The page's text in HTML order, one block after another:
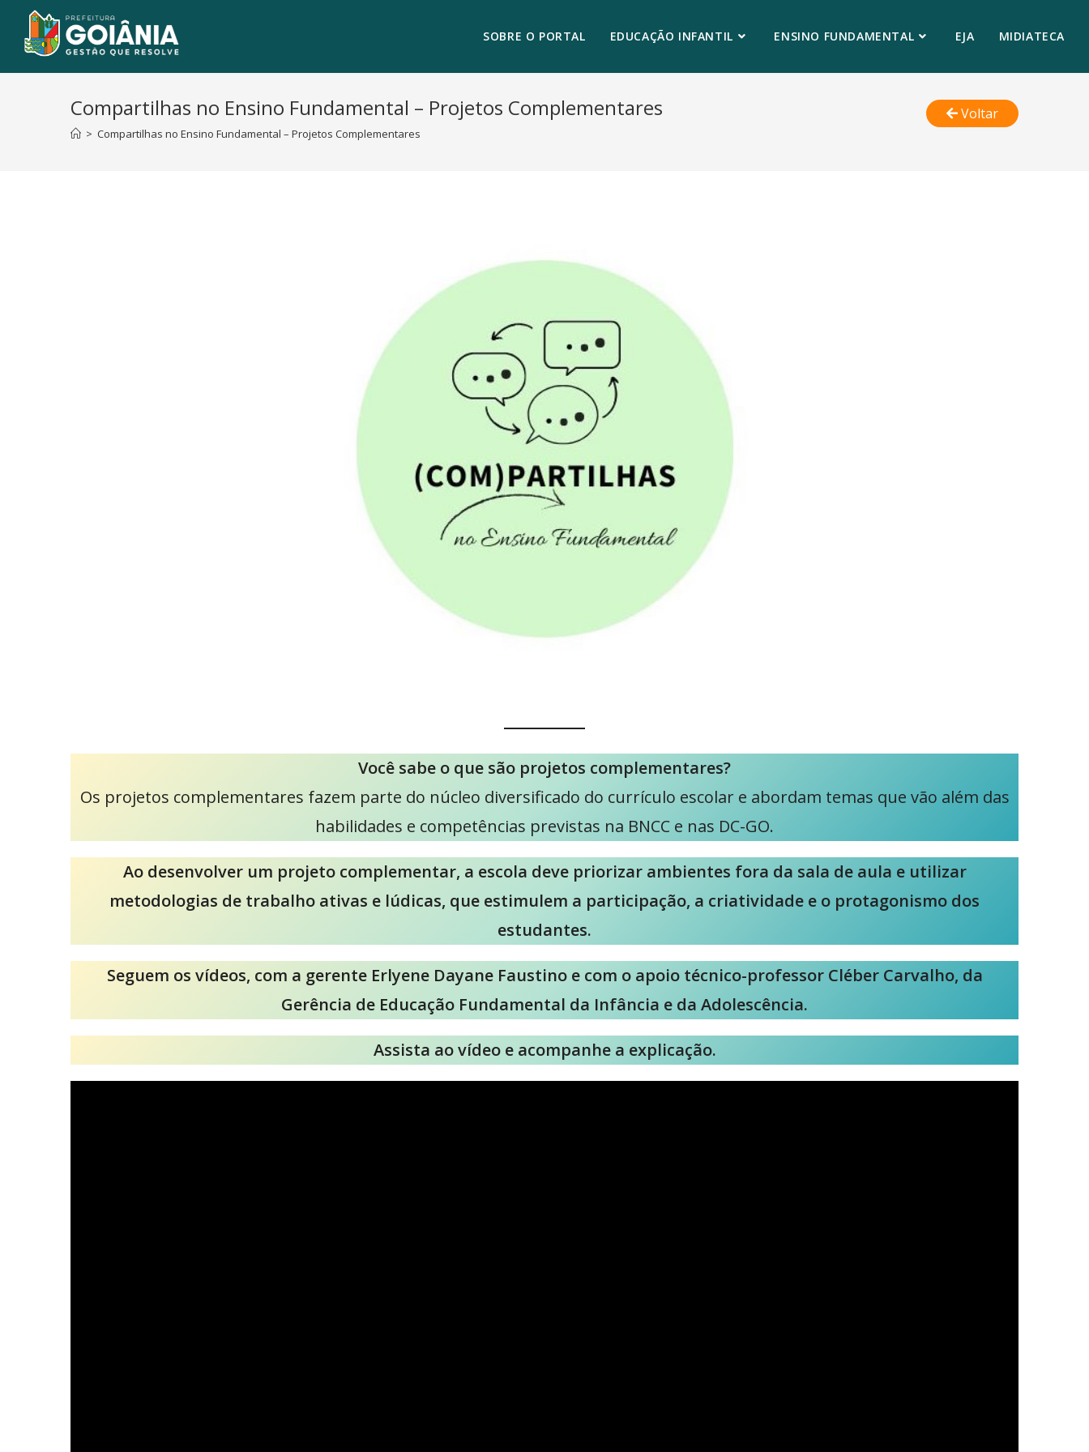
SOBRE O PORTAL EDUCAÇÃO INFANTIL ENSINO FUNDAMENTAL EJA MIDIATECA
Compartilhas no Ensino Fundamental – Projetos Complementares
> Compartilhas no Ensino Fundamental – Projetos Complementares
Voltar
Você sabe o que são projetos complementares?
Os projetos complementares fazem parte do núcleo diversificado do currículo escolar e abordam temas que vão além das
habilidades e competências previstas na BNCC e nas DC-GO.
Ao desenvolver um projeto complementar, a escola deve priorizar ambientes fora da sala de aula e utilizar
metodologias de trabalho ativas e lúdicas, que estimulem a participação, a criatividade e o protagonismo dos
estudantes.
Seguem os vídeos, com a gerente Erlyene Dayane Faustino e com o apoio técnico-professor Cléber Carvalho, da
Gerência de Educação Fundamental da Infância e da Adolescência.
Assista ao vídeo e acompanhe a explicação.